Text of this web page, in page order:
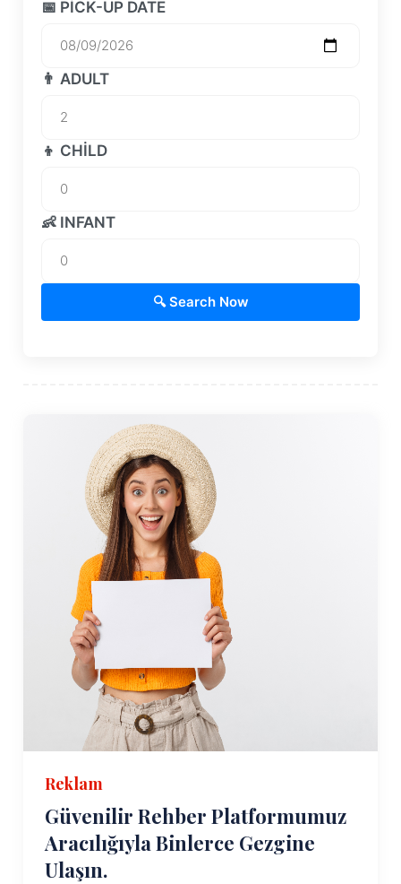
📅 PICK-UP DATE
👨 ADULT
👦 CHILD
👶 INFANT
🔍 Search Now
Reklam
Güvenilir Rehber Platformumuz
Aracılığıyla Binlerce Gezgine
Ulaşın.